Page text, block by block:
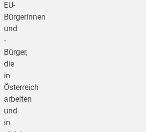
EU-
Bürgerinnen
und
-
Bürger,
die
in
Österreich
arbeiten
und
in